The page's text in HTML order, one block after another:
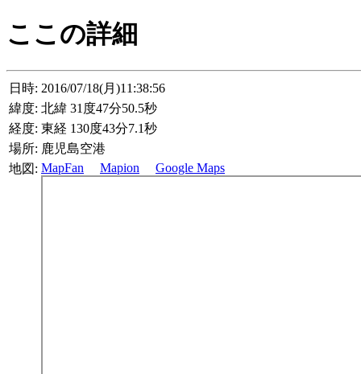
ここの詳細
日時: 2016/07/18(月)11:38:56
緯度: 北緯 31度47分50.5秒
経度: 東経 130度43分7.1秒
場所: 鹿児島空港
地図: MapFan Mapion Google Maps